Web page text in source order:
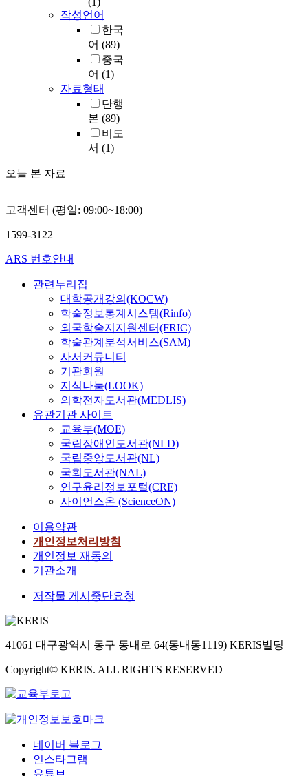
작성언어
한국
어 (89)
중국
어 (1)
자료형태
단행
본 (89)
비도
서 (1)
오늘 본 자료
고객센터 (평일: 09:00~18:00)
1599-3122
ARS 번호안내
관련누리집
대학공개강의(KOCW)
학술정보통계시스템(Rinfo)
외국학술지지원센터(FRIC)
학술관계분석서비스(SAM)
사서커뮤니티
기관회원
지식나눔(LOOK)
의학전자도서관(MEDLIS)
유관기관 사이트
교육부(MOE)
국립장애인도서관(NLD)
국립중앙도서관(NL)
국회도서관(NAL)
연구윤리정보포털(CRE)
사이언스온 (ScienceON)
이용약관
개인정보처리방침
개인정보 재동의
기관소개
저작물 게시중단요청
41061 대구광역시 동구 동내로 64(동내동1119) KERIS빌딩
Copyright© KERIS. ALL RIGHTS RESERVED
네이버 블로그
인스타그램